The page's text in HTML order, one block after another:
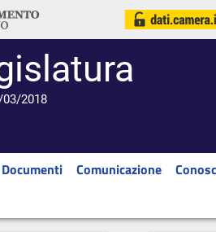
2018
Documenti Comunicazione